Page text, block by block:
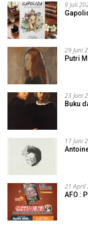
9 Juli
29 Juni
Putri
23 Juni
Buku
17 Juni
21 April
AFO :